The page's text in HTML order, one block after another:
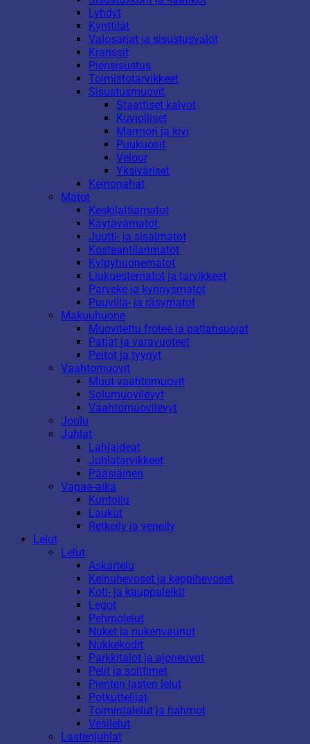
Lyhdyt
Kynttilät
Valosarjat ja sisustusvalot
Kranssit
Piensisustus
Toimistotarvikkeet
Sisustusmuovit
Staattiset kalvot
Kuviolliset
Marmori ja kivi
Puukuosit
Velour
Yksiväriset
Keinonahat
Matot
Keskilattiamatot
Käytävämatot
Juutti- ja sisalmatot
Kosteantilanmatot
Kylpyhuonematot
Liukuestematot ja tarvikkeet
Parveke ja kynnysmatot
Puuvilla- ja räsymatot
Makuuhuone
Muovitettu frotee ja patjansuojat
Patjat ja varavuoteet
Peitot ja tyynyt
Vaahtomuovit
Muut vaahtomuovit
Solumuovilevyt
Vaahtomuovilevyt
Joulu
Juhlat
Lahjaideat
Juhlatarvikkeet
Pääsiäinen
Vapaa-aika
Kuntoilu
Laukut
Retkeily ja veneily
Lelut
Lelut
Askartelu
Keinuhevoset ja keppihevoset
Koti- ja kauppaleikit
Legot
Pehmolelut
Nuket ja nukenvaunut
Nukkekodit
Parkkitalot ja ajoneuvot
Pelit ja soittimet
Pienten lasten lelut
Potkuttelijat
Toimintalelut ja hahmot
Vesilelut
Lastenjuhlat